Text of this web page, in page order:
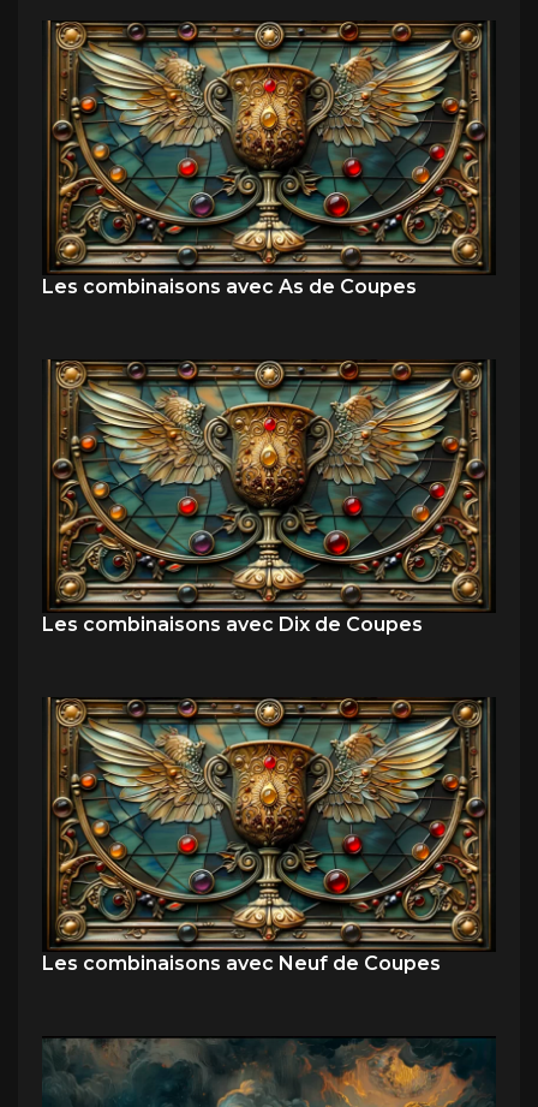
Les combinaisons avec As de Coupes
Les combinaisons avec Dix de Coupes
Les combinaisons avec Neuf de Coupes